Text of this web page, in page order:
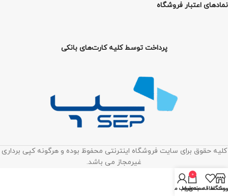
نمادهای اعتبار فروشگاه
پرداخت توسط کلیه کارت‌های بانکی
کلیه حقوق برای سایت فروشگاه اینترنتی محفوظ بوده و هرگونه کپی برداری
غیرمجاز می باشد.
علاقه مندی ها
0
سبد خرید
حساب من